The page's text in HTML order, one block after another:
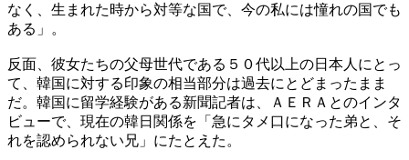
なく、生まれた時から対等な国で、今の私には憧れの国でも
ある」。
反面、彼女たちの父母世代である５０代以上の日本人にとっ
て、韓国に対する印象の相当部分は過去にとどまったまま
だ。韓国に留学経験がある新聞記者は、ＡＥＲＡとのインタ
ビューで、現在の韓日関係を「急にタメ口になった弟と、そ
れを認められない兄」にたとえた。